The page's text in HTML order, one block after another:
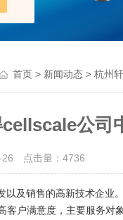
首页> 新闻动态> 杭州
公司
26 点击量：4736
以及销售的高新技术企
客户满意度，主要服务